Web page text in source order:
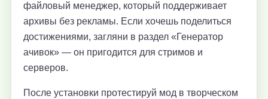
файловый менеджер, который поддерживает
архивы без рекламы. Если хочешь поделиться
достижениями, загляни в раздел «Генератор
ачивок» — он пригодится для стримов и
серверов.
После установки протестируй мод в творческом